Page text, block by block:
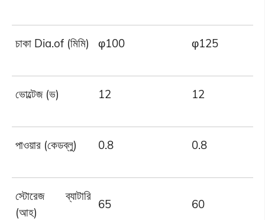
চাকা Dia.of (মিমি) φ100 φ125
ভোল্টেজ (ভ) 12 12
পাওয়ার (কেডব্লু) 0.8 0.8
স্টোরেজ ব্যাটারি
(আহ)
65 60